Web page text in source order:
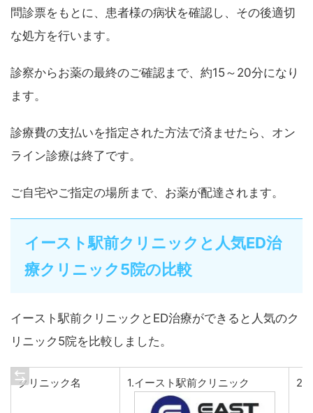
問診票をもとに、患者様の病状を確認し、その後適切
な処方を行います。
診察からお薬の最終のご確認まで、約15～20分になり
ます。
診療費の支払いを指定された方法で済ませたら、オン
ライン診療は終了です。
ご自宅やご指定の場所まで、お薬が配達されます。
イースト駅前クリニックと人気ED治
療クリニック5院の比較
イースト駅前クリニックとED治療ができると人気のク
リニック5院を比較しました。
クリニック名 1.イースト駅前クリニック 2.